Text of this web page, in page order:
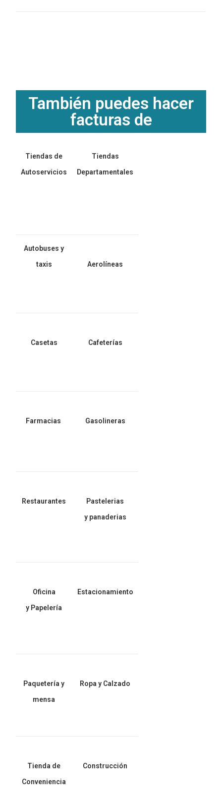
También puedes hacer
facturas de
Tiendas de
Autoservicios
Tiendas
Departamentales
Autobuses y
taxis
Aerolíneas
Casetas Cafeterías
Farmacias Gasolineras
Restaurantes
Pastelerias
y panaderias
Oficina
y Papelería
Estacionamiento
Paquetería y
mensa
Ropa y Calzado
Tienda de
Conveniencia
Construcción